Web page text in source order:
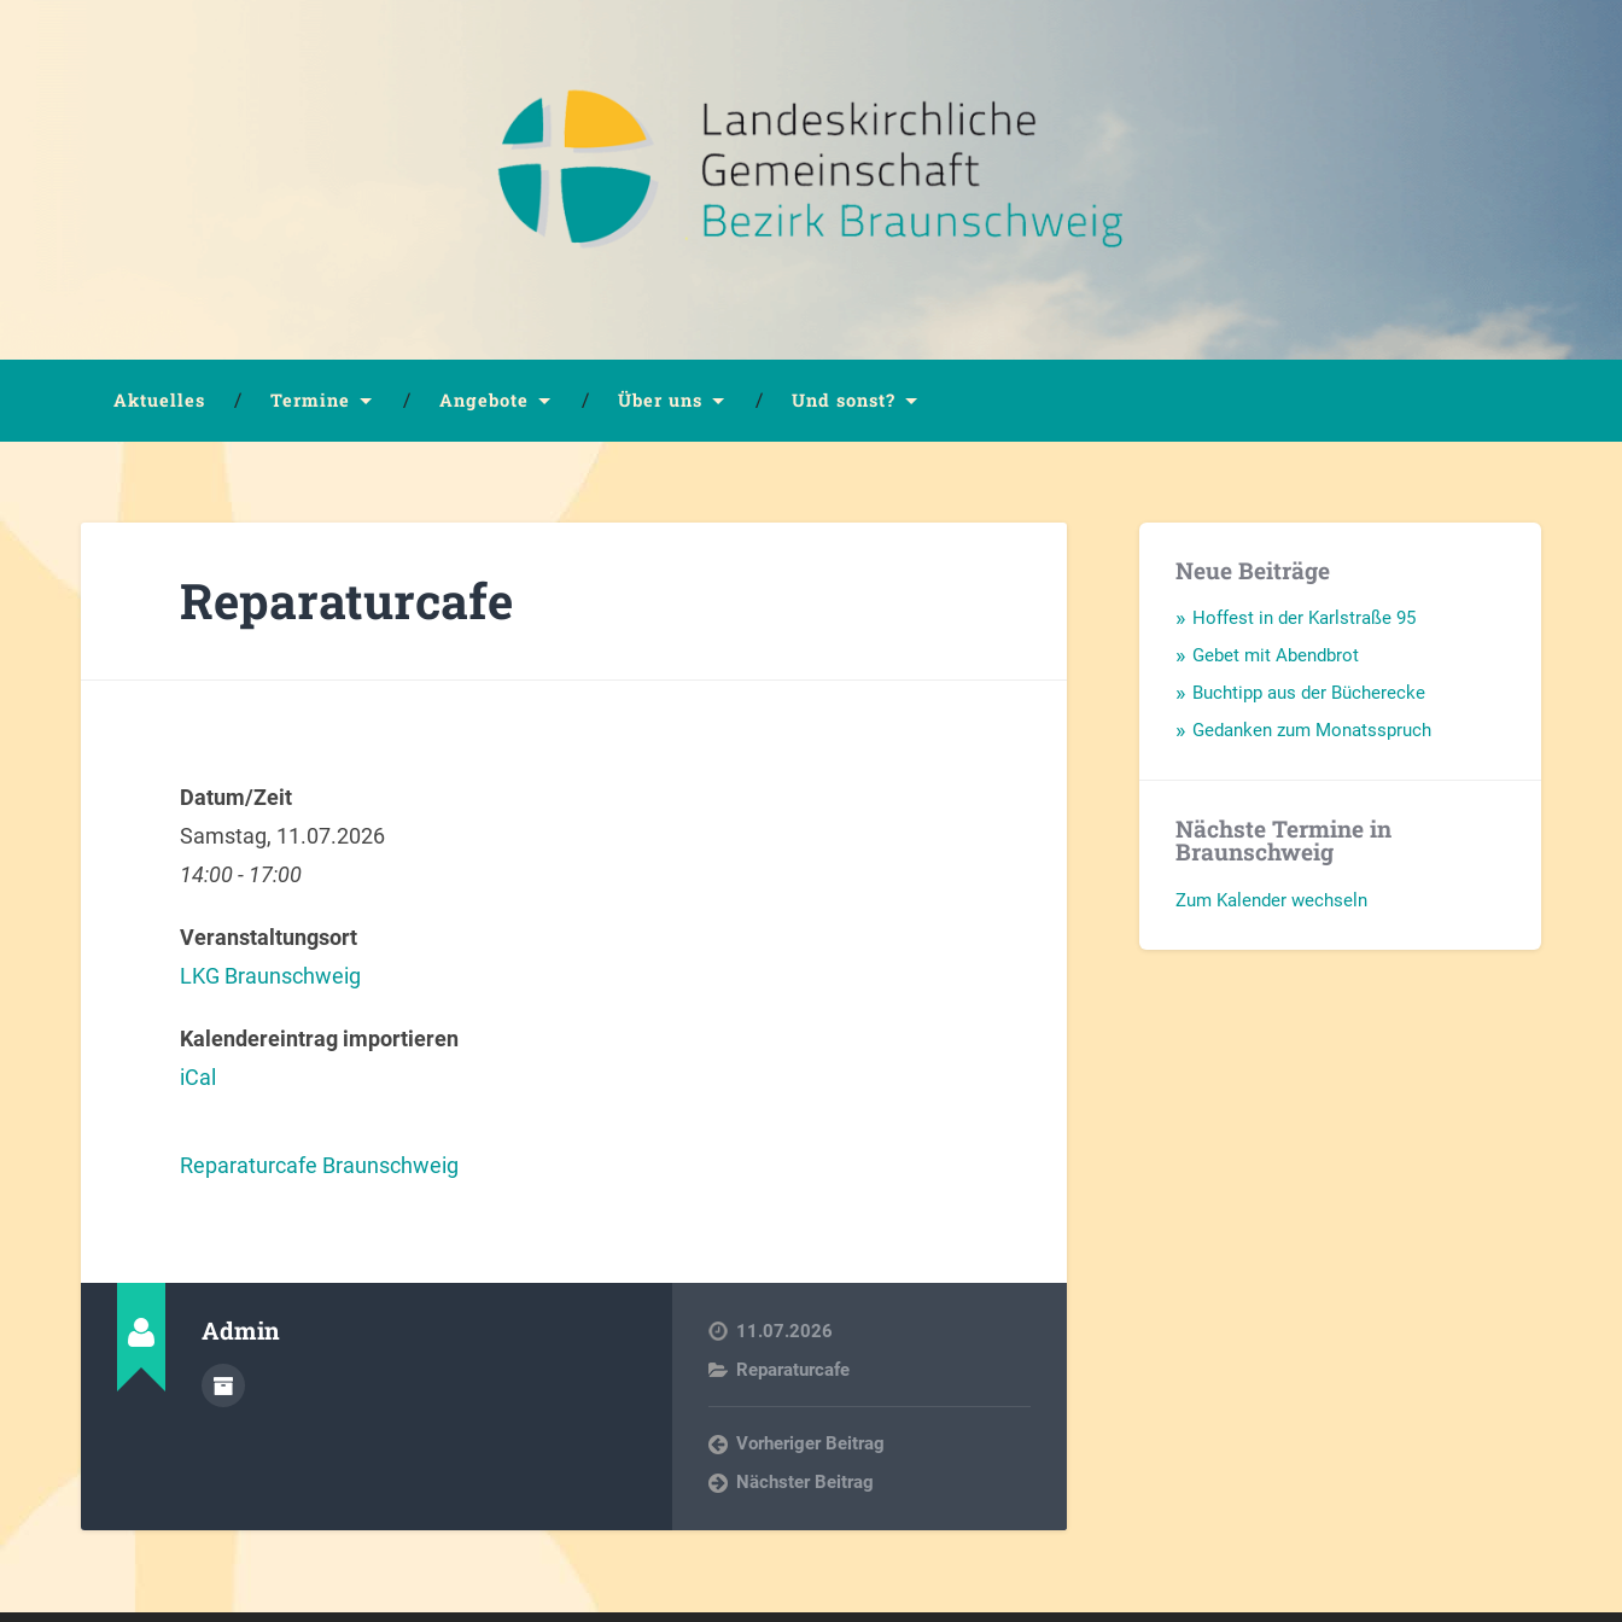
Aktuelles Termine Angebote Über uns Und sonst?
Reparaturcafe
Datum/Zeit
Samstag, 11.07.2026
14:00 - 17:00
Veranstaltungsort
LKG Braunschweig
Kalendereintrag importieren
iCal
Reparaturcafe Braunschweig
Admin
11.07.2026
Reparaturcafe
Vorheriger Beitrag
Nächster Beitrag
Neue Beiträge
Hoffest in der Karlstraße 95
Gebet mit Abendbrot
Buchtipp aus der Bücherecke
Gedanken zum Monatsspruch
Nächste Termine in
Braunschweig
Zum Kalender wechseln